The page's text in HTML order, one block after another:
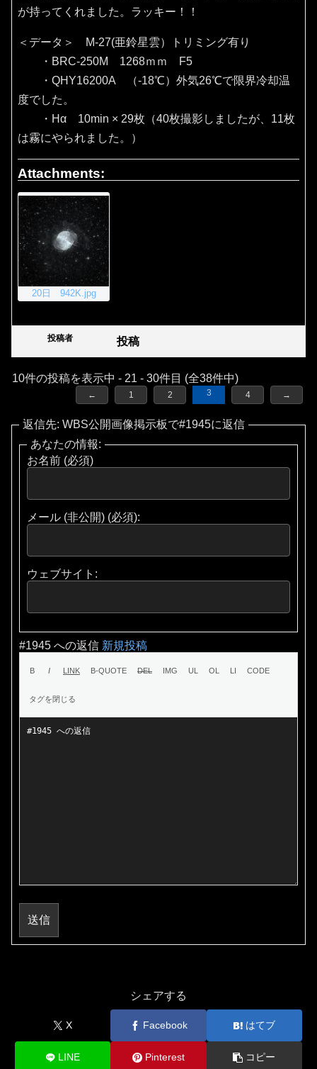
が持ってくれました。ラッキー！！
＜データ＞ M-27(亜鈴星雲）トリミング有り
・BRC-250M 1268ｍｍ F5
・QHY16200A （‐18℃）外気26℃で限界冷却温
度でした。
・Hα 10min × 29枚（40枚撮影しましたが、11枚
は霧にやられました。）
Attachments:
20日 942K.jpg
投稿者 投稿
10件の投稿を表示中 - 21 - 30件目 (全38件中)
← 1 2 3 4 →
返信先: WBS公開画像掲示板で#1945に返信
あなたの情報:
お名前 (必須)
メール (非公開) (必須):
ウェブサイト:
#1945 への返信 新規投稿
送信
シェアする
X Facebook はてブ
LINE Pinterest コピー